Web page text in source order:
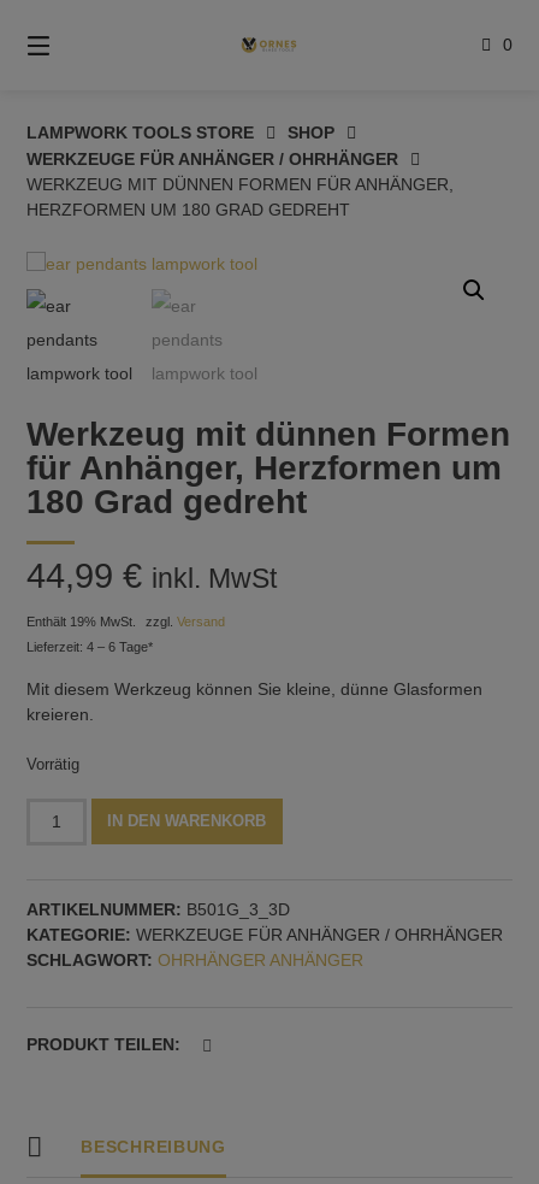
zum
Inhalt
0
LAMPWORK TOOLS STORE
SHOP
WERKZEUGE FÜR ANHÄNGER / OHRHÄNGER
WERKZEUG MIT DÜNNEN FORMEN FÜR ANHÄNGER,
HERZFORMEN UM 180 GRAD GEDREHT
Werkzeug mit dünnen Formen
für Anhänger, Herzformen um
180 Grad gedreht
44,99€ inkl. MwSt
Enthält 19% MwSt. zzgl.Versand
Lieferzeit: 4 – 6 Tage*
Mit diesem Werkzeug können Sie kleine, dünne Glasformen
kreieren.
Vorrätig
für
Anhänger,
Herzformen
Grad
IN DEN WARENKORB
ARTIKELNUMMER: B501G_3_3D
KATEGORIE: WERKZEUGE FÜR ANHÄNGER / OHRHÄNGER
SCHLAGWORT: OHRHÄNGER ANHÄNGER
PRODUKT TEILEN:
BESCHREIBUNG